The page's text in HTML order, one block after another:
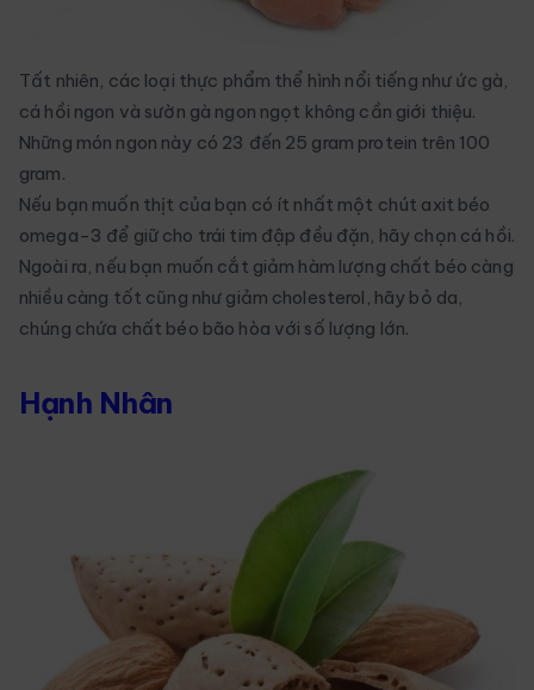
Tất nhiên, các loại thực phẩm thể hình nổi tiếng như ức gà,
cá hồi ngon và sườn gà ngon ngọt không cần giới thiệu.
Những món ngon này có 23 đến 25 gram protein trên 100
gram.
Nếu bạn muốn thịt của bạn có ít nhất một chút axit béo
omega-3 để giữ cho trái tim đập đều đặn, hãy chọn cá hồi.
Ngoài ra, nếu bạn muốn cắt giảm hàm lượng chất béo càng
nhiều càng tốt cũng như giảm cholesterol, hãy bỏ da,
chúng chứa chất béo bão hòa với số lượng lớn.
Hạnh Nhân